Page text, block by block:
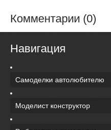
Комментарии (0)
Навигация
Самоделки автолюбителю
Моделист конструктор